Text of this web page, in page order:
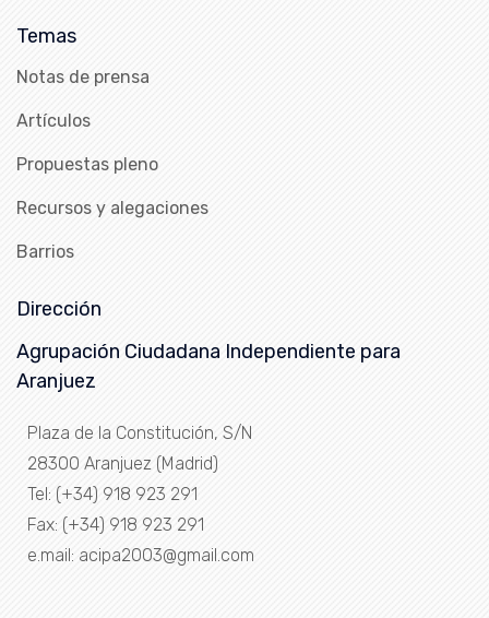
Temas
Notas de prensa
Artículos
Propuestas pleno
Recursos y alegaciones
Barrios
Dirección
Agrupación Ciudadana Independiente para
Aranjuez
Plaza de la Constitución, S/N
28300 Aranjuez (Madrid)
Tel: (+34) 918 923 291
Fax: (+34) 918 923 291
e.mail: acipa2003@gmail.com